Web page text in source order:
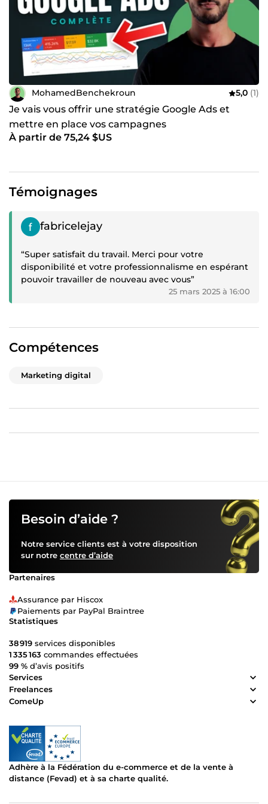
et démarrer une collaboration gagnante.
MohamedBenchekroun 5,0 (1)
Je vais vous offrir une stratégie Google Ads et
mettre en place vos campagnes
À partir de 75,24 $US
Témoignages
Témoignage positif
fabricelejay
“Super satisfait du travail. Merci pour votre
disponibilité et votre professionnalisme en espérant
pouvoir travailler de nouveau avec vous”
25 mars 2025 à 16:00
Compétences
Marketing digital
Besoin d’aide ?
Notre service clients est à votre disposition
sur notre centre d’aide
Partenaires
Assurance par Hiscox
Paiements par PayPal Braintree
Statistiques
38 919 services disponibles
1 335 163 commandes effectuées
99 % d’avis positifs
Services
Freelances
ComeUp
Adhère à la Fédération du e-commerce et de la vente à
distance (Fevad) et à sa charte qualité.